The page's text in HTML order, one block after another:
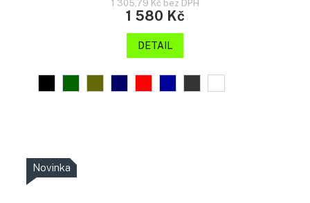
1 305,79 Kč bez DPH
1 580 Kč
DETAIL
Novinka